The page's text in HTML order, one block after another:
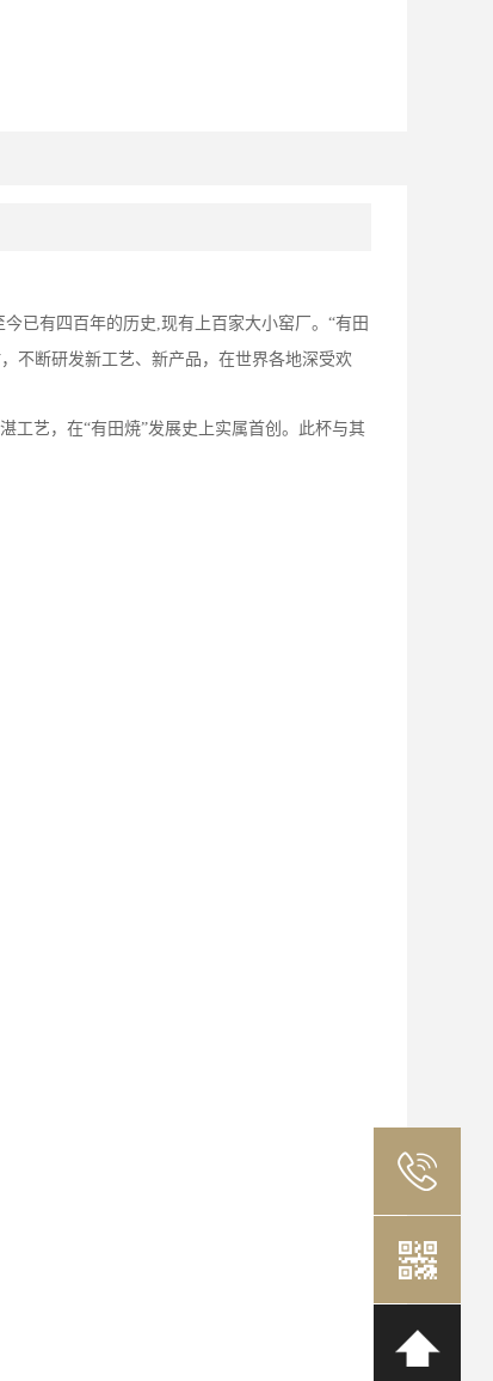
今已有四百年的历史,现有上百家大小窑厂。“有田
不断研发新工艺、新产品，在世界各地深受欢
工艺，在“有田焼”发展史上实属首创。此杯与其